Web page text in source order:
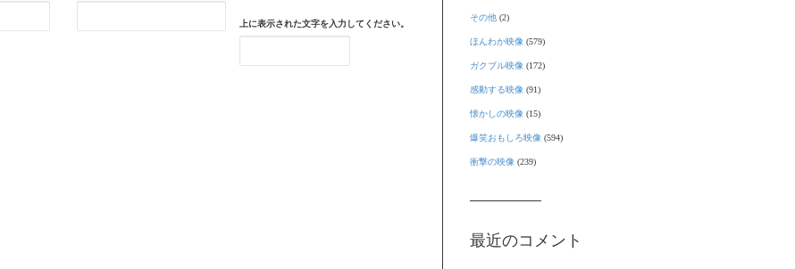
上に表示された文字を入力してください。
その他 (2)
ほんわか映像 (579)
ガクブル映像 (172)
感動する映像 (91)
懐かしの映像 (15)
爆笑おもしろ映像 (594)
衝撃の映像 (239)
最近のコメント